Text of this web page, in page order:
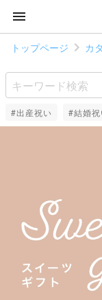
トップページ カ
#出産祝い #結婚祝